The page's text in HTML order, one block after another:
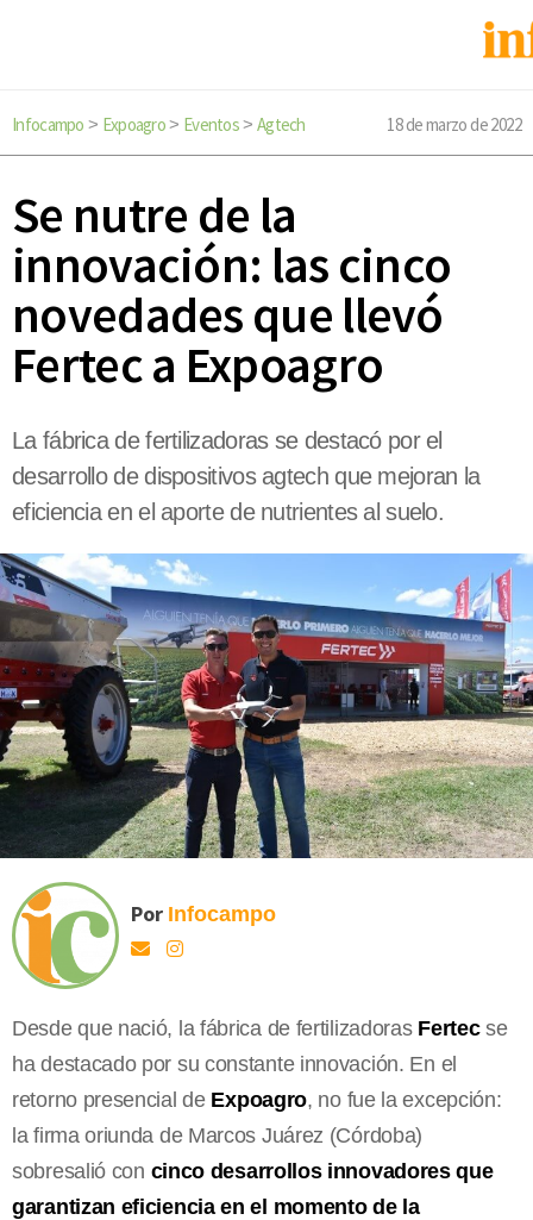
Infocampo > Expoagro> Eventos> Agtech 18 de marzo de 2022
Se nutre de la
innovación: las cinco
novedades que llevó
Fertec a Expoagro
La fábrica de fertilizadoras se destacó por el
desarrollo de dispositivos agtech que mejoran la
eficiencia en el aporte de nutrientes al suelo.
Por Infocampo
Desde que nació, la fábrica de fertilizadoras Fertecse
ha destacado por su constante innovación. En el
retorno presencial de Expoagro, no fue la excepción:
la firma oriunda de Marcos Juárez (Córdoba)
sobresalió con cinco desarrollos innovadores que
garantizan eficiencia en el momento de la